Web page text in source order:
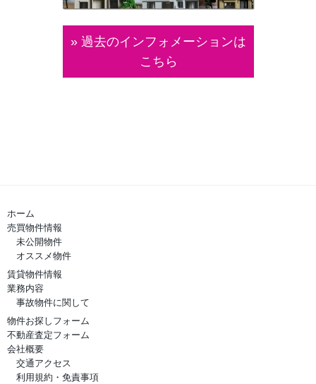
» 過去のインフォメーションは
こちら
ホーム
売買物件情報
未公開物件
オススメ物件
賃貸物件情報
業務内容
事故物件に関して
物件お探しフォーム
不動産査定フォーム
会社概要
交通アクセス
利用規約・免責事項